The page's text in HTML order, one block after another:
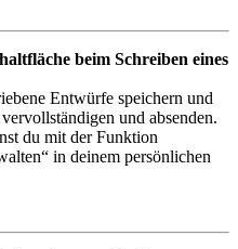
beim Schreiben eines
Entwürfe speichern und
und absenden.
du mit der Funktion
in deinem persönlichen